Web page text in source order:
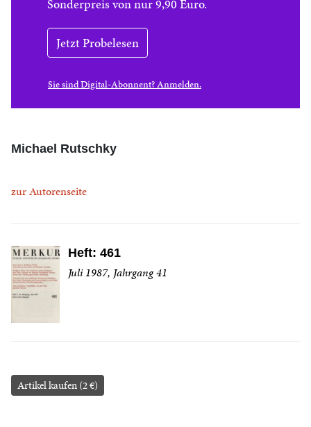
Sonderpreis von nur 9,90 Euro.
Jetzt Probelesen
Sie sind Digital-Abonnent? Anmelden.
Michael Rutschky
zur Autorenseite
Heft: 461
Juli 1987, Jahrgang 41
Artikel kaufen (2 €)